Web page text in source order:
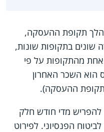
תקופת ההעסקה,
שונים בתקופות שונות,
אחת מהתקופות על פי
השכר האחרון
ההעסקה).
מעסיק להפריש מדי חודש חלק
הפנסיוני. לפירוט